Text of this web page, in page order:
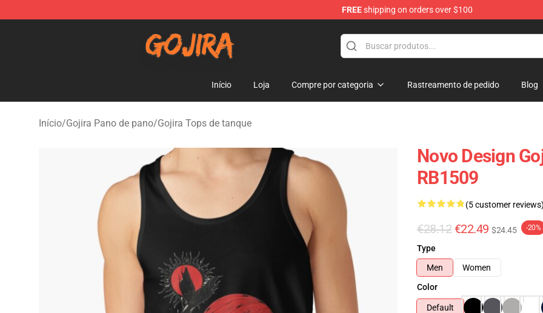
FREEshipping on orders over $100
Início Loja Compre por categoria Rastreamento de pedido Blog
Início/Gojira Pano de pano/Gojira Tops de tanque
Novo Design
RB1509
(5 customer
€28.12 €22.49 $24.45 -20%
Type
Men
Women
Color
Default